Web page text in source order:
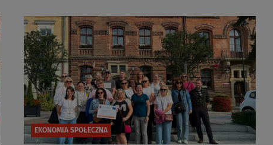
EKONOMIA SPOŁECZNA